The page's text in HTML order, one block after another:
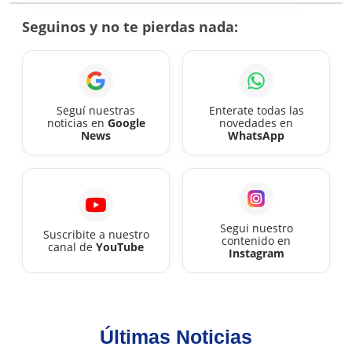
Seguinos y no te pierdas nada:
Seguí nuestras
noticias en Google
News
Enterate todas las
novedades en
WhatsApp
Suscribite a nuestro
canal de YouTube
Segui nuestro
contenido en
Instagram
Últimas Noticias